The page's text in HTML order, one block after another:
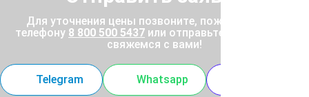
Для уточнения цены позвоните, пожалуйста, по
телефону 8 800 500 5437 или отправьте заявку, и мы
свяжемся с вами!
Telegram Whatsapp